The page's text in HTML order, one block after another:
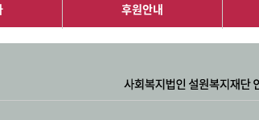
후원안내